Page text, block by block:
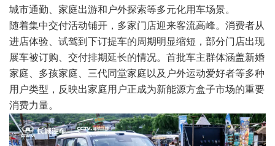
城市通勤、家庭出游和户外探索等多元化用车场景。
随着集中交付活动铺开，多家门店迎来客流高峰。消费者从
进店体验、试驾到下订提车的周期明显缩短，部分门店出现
展车被订购、交付排期延长的情况。首批车主群体涵盖新婚
家庭、多孩家庭、三代同堂家庭以及户外运动爱好者等多种
用户类型，反映出家庭用户正成为新能源方盒子市场的重要
消费力量。